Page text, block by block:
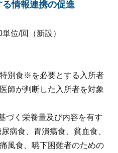
情報連携の促進
単位/回（新設）
別食※を必要とする入所者
師が判断した入所者を対象
づく栄養量及び内容を有す
病食、胃潰瘍食、貧血食、
風食、嚥下困難者のための